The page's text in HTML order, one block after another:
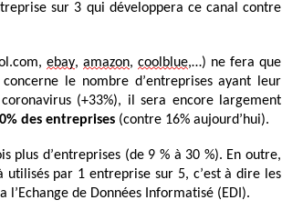
sur 3 qui développera ce canal contre
ebay, amazon, coolblue,…) ne fera que
le nombre d’entreprises ayant leur
(+33%), il sera encore largement
des entreprises (contre 16% aujourd’hui).
plus d’entreprises (de 9 % à 30 %). En outre,
utilisés par 1 entreprise sur 5, c’est à dire les
l’Echange de Données Informatisé (EDI).